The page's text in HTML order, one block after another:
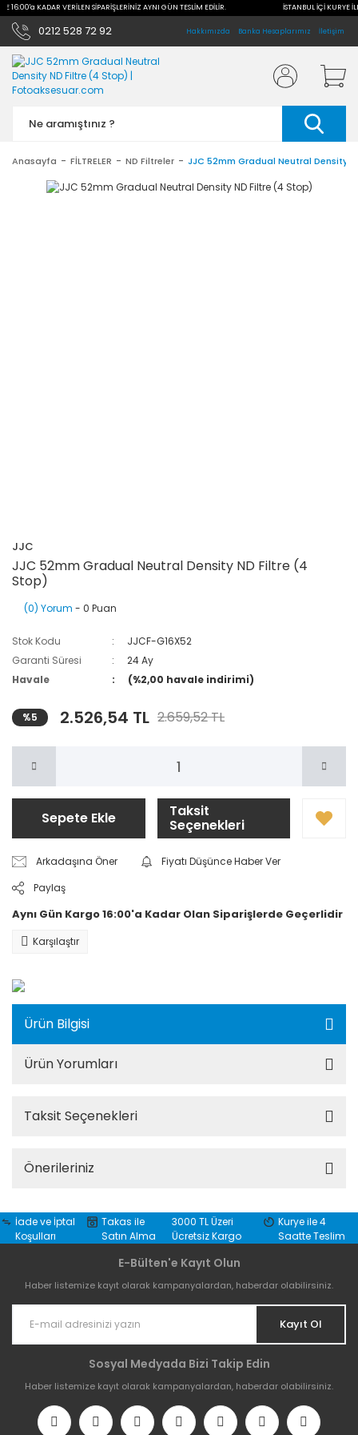
16:00'a KADAR VERİLEN SİPARİŞLERİNİZ AYNI GÜN TESLİM EDİLİR. İSTANBUL İÇİ KURYE
0212 528 72 92 Hakkımızda Banka Hesaplarımız İletişim
Anasayfa FİLTRELER ND Filtreler JJC 52mm Gradual Neutral Density
JJC
JJC 52mm Gradual Neutral Density ND Filtre (4
Stop)
(0) Yorum - 0 Puan
Stok Kodu
JJCF-G16X52
Garanti Süresi
24 Ay
Havale
(%2,00 havale indirimi)
%5 2.526,54 TL 2.659,52 TL
Sepete Ekle Taksit
Seçenekleri
Arkadaşına Öner
Fiyatı Düşünce Haber Ver
Paylaş
Aynı Gün Kargo 16:00'a Kadar Olan Siparişlerde Geçerlidir
Karşılaştır
Ürün Bilgisi
Ürün Yorumları
Taksit Seçenekleri
Önerileriniz
İade ve İptal
Koşulları
Takas ile
Satın Alma
3000 TL Üzeri
Ücretsiz Kargo
Kurye ile 4
Saatte Teslim
E-Bülten'e Kayıt Olun
Haber listemize kayıt olarak kampanyalardan, haberdar olabilirsiniz.
Kayıt Ol
Sosyal Medyada Bizi Takip Edin
Haber listemize kayıt olarak kampanyalardan, haberdar olabilirsiniz.